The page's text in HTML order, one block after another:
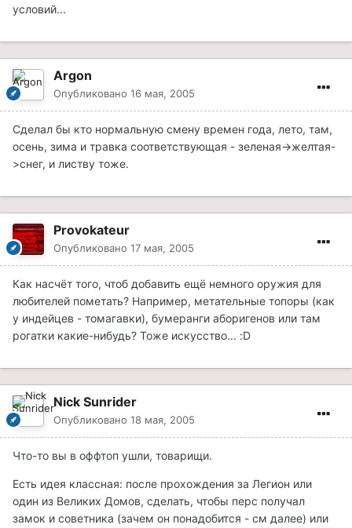
условий...
Argon
Опубликовано 16 мая, 2005
Сделал бы кто нормальную смену времен года, лето, там,
осень, зима и травка соответствующая - зеленая->желтая-
>снег, и листву тоже.
Provokateur
Опубликовано 17 мая, 2005
Как насчёт того, чтоб добавить ещё немного оружия для
любителей пометать? Например, метательные топоры (как
у индейцев - томагавки), бумеранги аборигенов или там
рогатки какие-нибудь? Тоже искусство... :D
Nick Sunrider
Опубликовано 18 мая, 2005
Что-то вы в оффтоп ушли, товарищи.
Есть идея классная: после прохождения за Легион или
один из Великих Домов, сделать, чтобы перс получал
замок и советника (зачем он понадобится - см далее) или